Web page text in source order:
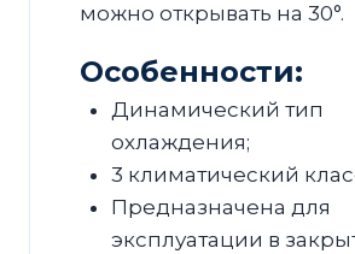
можно открывать на 30°.
Особенности:
Динамический тип
охлаждения;
3 климатический
Предназначена для
эксплуатации в